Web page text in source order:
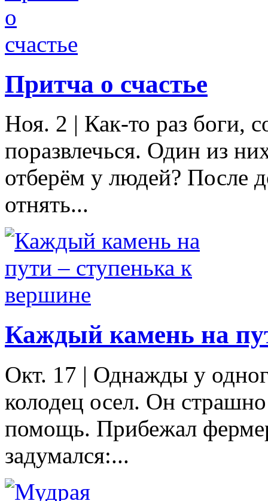
Притча о счастье
Ноя. 2 | Как-то раз боги,
поразвлечься. Один из
отберём у людей? После
отнять...
Каждый камень на
Окт. 17 | Однажды у
колодец осел. Он
помощь. Прибежал
задумался:...